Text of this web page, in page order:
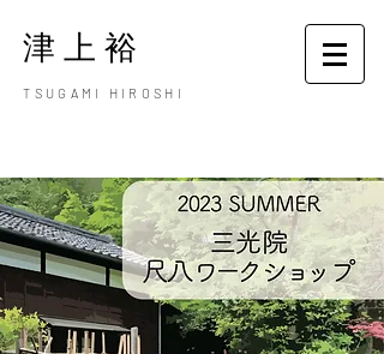
津上裕
TSUGAMI HIROSHI